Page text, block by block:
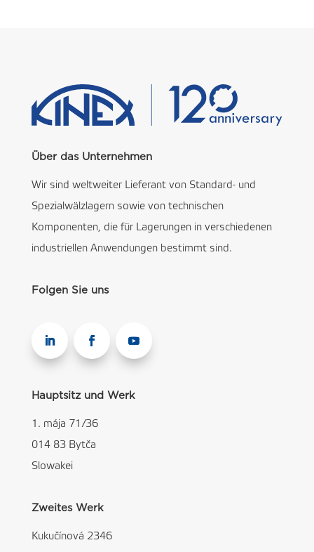
Über das Unternehmen
Wir sind weltweiter Lieferant von Standard- und
Spezialwälzlagern sowie von technischen
Komponenten, die für Lagerungen in verschiedenen
industriellen Anwendungen bestimmt sind.
Folgen Sie uns
Hauptsitz und Werk
1. mája 71/36
014 83 Bytča
Slowakei
Zweites Werk
Kukučínová 2346